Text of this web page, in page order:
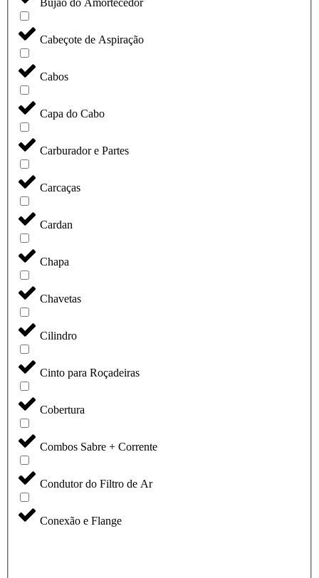
Cabeçote de Aspiração
Cabos
Capa do Cabo
Carburador e Partes
Carcaças
Cardan
Chapa
Chavetas
Cilindro
Cinto para Roçadeiras
Cobertura
Combos Sabre + Corrente
Condutor do Filtro de Ar
Conexão e Flange